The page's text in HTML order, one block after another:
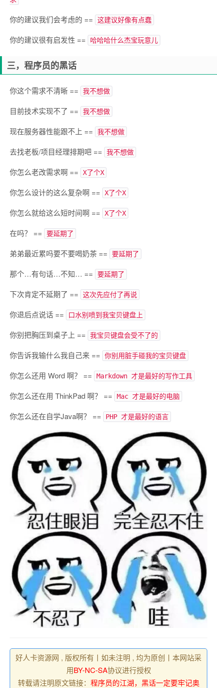
你的建议我们会考虑的 == 这建议好像有点蠢
你的建议很有启发性 == 哈哈哈什么杰宝玩意儿
三，程序员的黑话
你这个需求不清晰 == 我不想做
目前技术实现不了 == 我不想做
现在服务器性能跟不上 == 我不想做
去找老板/项目经理排期吧 == 我不想做
你怎么老改需求啊 == X了个X
你怎么设计的这么复杂啊 == X了个X
你怎么就给这么短时间啊 == X了个X
在吗？ == 要延期了
弟弟最近累吗要不要喝奶茶 == 要延期了
那个…有句话…不知… == 要延期了
下次肯定不延期了 == 这次先应付了再说
你退后点说话 == 口水别喷到我宝贝键盘上
你别把胸压到桌子上 == 我宝贝键盘会受不了的
你告诉我输什么我自己来 == 你别用脏手碰我的宝贝键盘
你怎么还用 Word 啊？ == Markdown 才是最好的写作工具
你怎么还在用 ThinkPad 啊？ == Mac 才是最好的电脑
你怎么还在自学Java啊？ == PHP 才是最好的语言​
好人卡资源网 , 版权所有丨如未注明 , 均为原创丨本网站采
用BY-NC-SA协议进行授权
转载请注明原文链接： 程序员的江湖，黑话一定要牢记奥